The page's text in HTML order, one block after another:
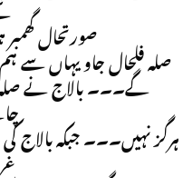
صورتحال
صلہ فلحال جاو یہاں سے
گے۔۔۔ بالاج نے صلہ
ہرگز نہیں۔۔۔ جبکہ بالاج